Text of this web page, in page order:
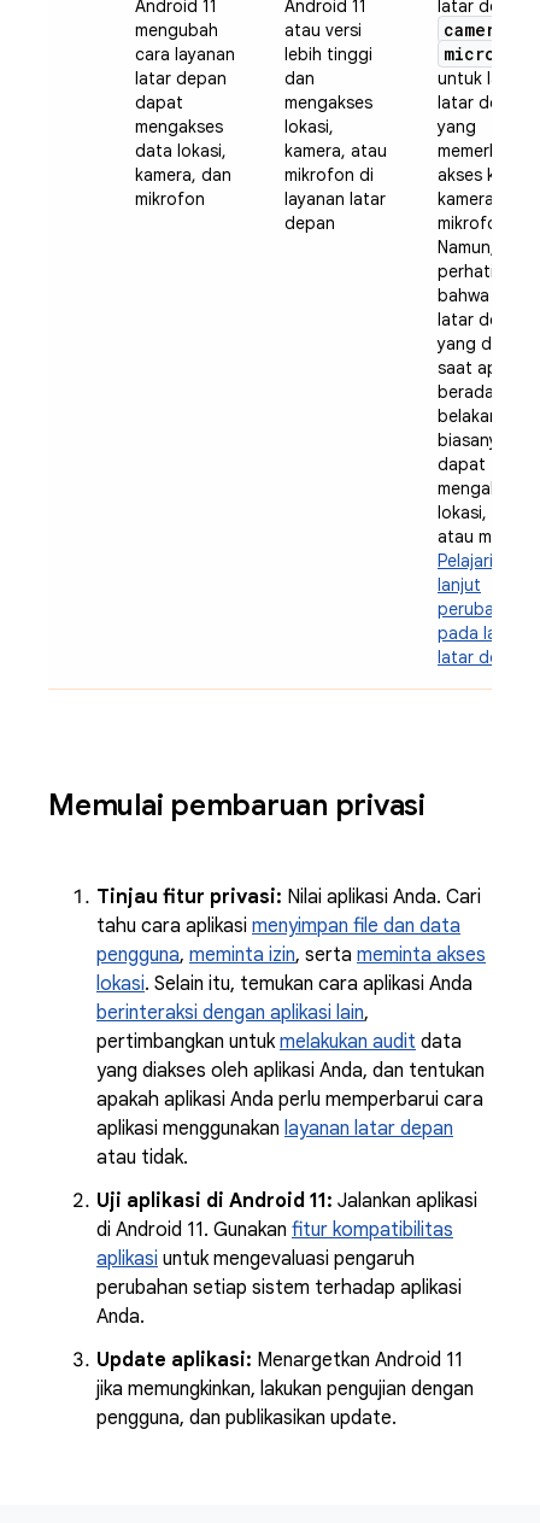
Android 11
mengubah
cara layanan
latar depan
dapat
mengakses
data lokasi,
kamera, dan
mikrofon
Android 11
atau versi
lebih tinggi
dan
mengakses
lokasi,
kamera, atau
mikrofon di
layanan latar
depan
latar depan
camera
untuk
latar depan
yang
memerlukan
akses ke
kamera dan
mikrofon.
Namun,
perhatikan
bahwa
latar depan
yang dimulai
saat aplikasi
berada di
belakang
biasanya
dapat
mengakses
lokasi,
atau
Pelajari lebih
lanjut
perubahan
pada
latar depan
Memulai pembaruan privasi
Tinjau fitur privasi: Nilai aplikasi Anda. Cari
tahu cara aplikasi menyimpan file dan data
pengguna, meminta izin, serta meminta akses
lokasi. Selain itu, temukan cara aplikasi Anda
berinteraksi dengan aplikasi lain,
pertimbangkan untukmelakukan audit data
yang diakses oleh aplikasi Anda, dan tentukan
apakah aplikasi Anda perlu memperbarui cara
aplikasi menggunakan layanan latar depan
atau tidak.
Uji aplikasi di Android 11: Jalankan aplikasi
di Android 11. Gunakan fitur kompatibilitas
aplikasi untuk mengevaluasi pengaruh
perubahan setiap sistem terhadap aplikasi
Anda.
Update aplikasi: Menargetkan Android 11
jika memungkinkan, lakukan pengujian dengan
pengguna, dan publikasikan update.